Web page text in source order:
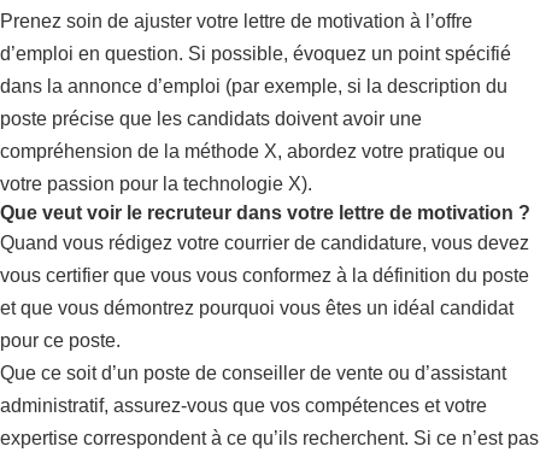
Prenez soin de ajuster votre lettre de motivation à l’offre
d’emploi en question. Si possible, évoquez un point spécifié
dans la annonce d’emploi (par exemple, si la description du
poste précise que les candidats doivent avoir une
compréhension de la méthode X, abordez votre pratique ou
votre passion pour la technologie X).
Que veut voir le recruteur dans votre lettre de motivation ?
Quand vous rédigez votre courrier de candidature, vous devez
vous certifier que vous vous conformez à la définition du poste
et que vous démontrez pourquoi vous êtes un idéal candidat
pour ce poste.
Que ce soit d’un poste de conseiller de vente ou d’assistant
administratif, assurez-vous que vos compétences et votre
expertise correspondent à ce qu’ils recherchent. Si ce n’est pas